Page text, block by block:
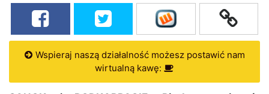
Wspieraj naszą działalność możesz postawić nam
wirtualną kawę: